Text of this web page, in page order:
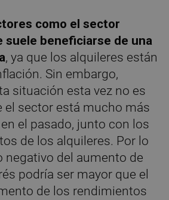
como el sector
suele beneficiarse de una
, ya que los alquileres están
Sin embargo,
situación esta vez no es
el sector está mucho más
el pasado, junto con los
de los alquileres. Por lo
negativo del aumento de
podría ser mayor que el
de los rendimientos